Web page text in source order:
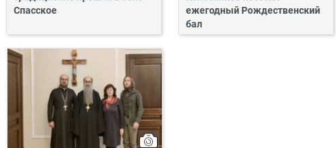
Спасское
ежегодный Рождественский
бал